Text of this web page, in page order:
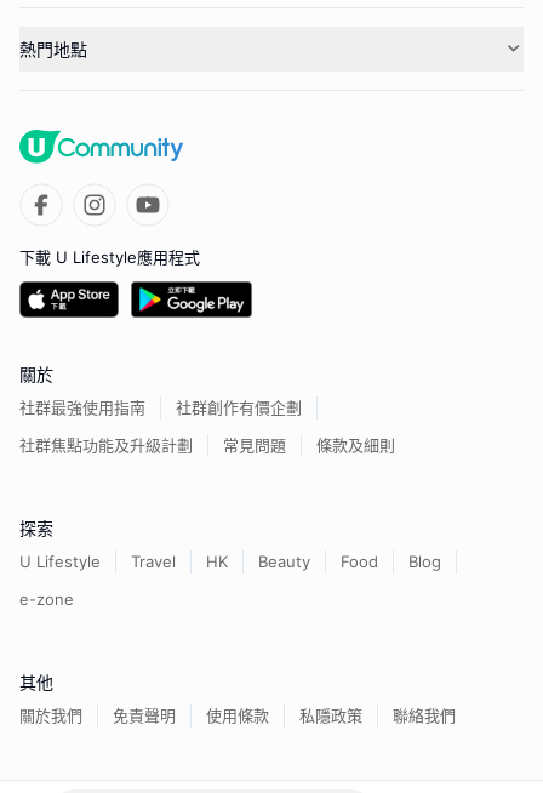
熱門地點
下載 U Lifestyle應用程式
關於
社群最強使用指南
社群創作有價企劃
社群焦點功能及升級計劃
常見問題 條款及細則
探索
U Lifestyle Travel HK Beauty Food
Blog
e-zone
其他
關於我們 免責聲明 使用條款 私隱政策 聯絡我們